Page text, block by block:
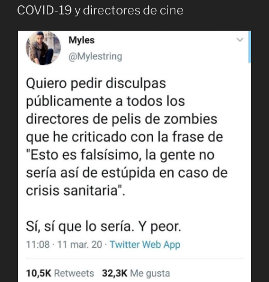
EL
COVID-19 y directores de cine